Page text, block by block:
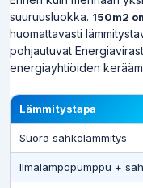
suuruusluokka. 150m2
huomattavasti
pohjautuvat
energiayhtiöiden
Lämmitystapa
Suora sähkölämmitys
Ilmalämpöpumppu +